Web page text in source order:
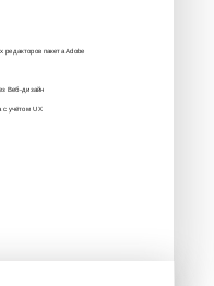
редакторов пакета Adobe
Веб-дизайн
с учётом UX